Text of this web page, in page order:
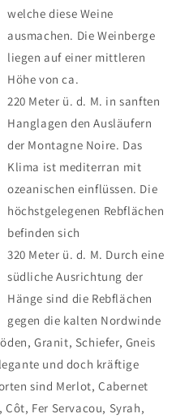
welche diese Weine
ausmachen. Die Weinberge
liegen auf einer mittleren
Höhe von ca.
220 Meter ü. d. M. in sanften
Hanglagen den Ausläufern
der Montagne Noire. Das
Klima ist mediterran mit
ozeanischen einflüssen. Die
höchstgelegenen Rebflächen
befinden sich
320 Meter ü. d. M. Durch eine
südliche Ausrichtung der
Hänge sind die Rebflächen
gegen die kalten Nordwinde
Granit, Schiefer, Gneis
und doch kräftige
sind Merlot, Cabernet
Fer Servacou, Syrah,